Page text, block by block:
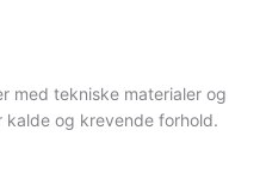
med tekniske materialer og
og krevende forhold.